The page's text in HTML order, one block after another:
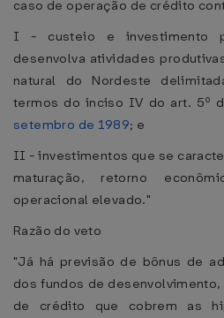
caso de operação de crédito
I - custeio e investimento
desenvolva atividades
natural do Nordeste
termos do inciso IV do art. 5º
setembro de 1989; e
II - investimentos que se
maturação, retorno
operacional elevado."
Razão do veto
"Já há previsão de bônus de
dos fundos de
de crédito que cobrem as